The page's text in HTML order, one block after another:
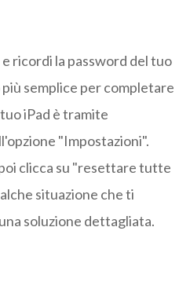
e ricordi la password del tuo
semplice per completare
iPad è tramite
"Impostazioni".
clicca su "resettare tutte
situazione che ti
soluzione dettagliata.